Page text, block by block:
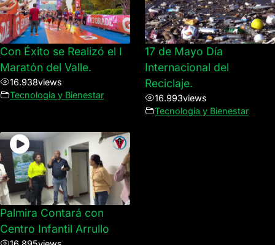
Con Éxito se Realizó el I
Maratón del Valle.
16.938views
Tecnologia y Bienestar
17 de Mayo Día
Internacional del
Reciclaje.
16.993views
Tecnologia y Bienestar
Palmira Contará con
Centro Infantil Arrullo